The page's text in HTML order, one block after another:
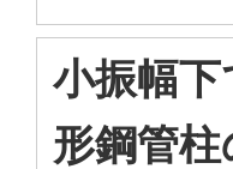
小振幅
形鋼管